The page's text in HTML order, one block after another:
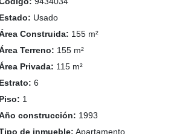
Usado
Construida: 155 m²
Terreno: 155 m²
Privada: 115 m²
6
1
construcción: 1993
de inmueble: Apartamento